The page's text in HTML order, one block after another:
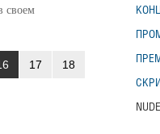
своем
17 18
NUDE